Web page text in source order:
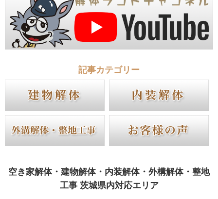
記事カテゴリー
空き家解体・建物解体・内装解体・外構解体・整地
工事 茨城県内対応エリア